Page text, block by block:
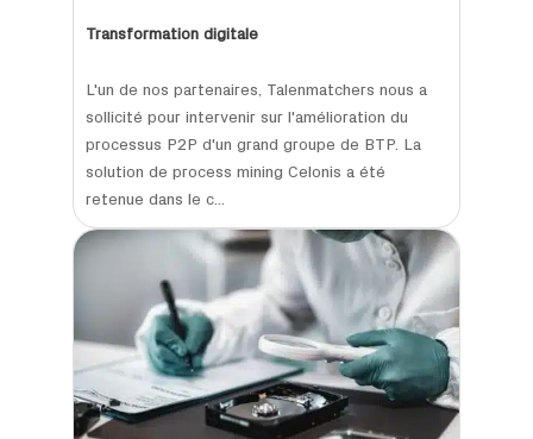
Transformation digitale
L'un de nos partenaires, Talenmatchers nous a
sollicité pour intervenir sur l'amélioration du
processus P2P d'un grand groupe de BTP. La
solution de process mining Celonis a été
retenue dans le c...